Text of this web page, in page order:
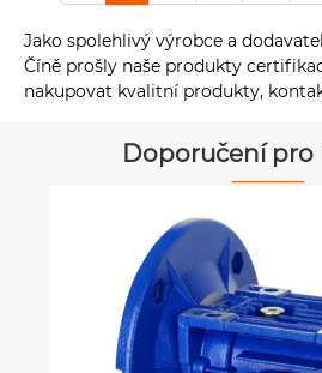
Jako spolehlivý výrobce a
Číně prošly naše produkty
nakupovat kvalitní produkty,
Doporučení pro
Jak materiál ovlivňuje
životnost univerzální
Ukázat více >>